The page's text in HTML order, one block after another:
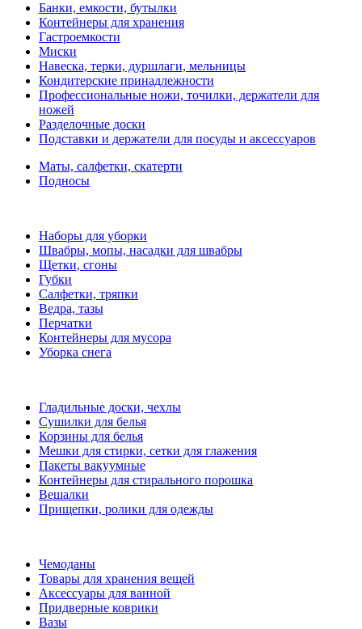
Банки, емкости, бутылки
Контейнеры для хранения
Гастроемкости
Миски
Навеска, терки, дуршлаги, мельницы
Кондитерские принадлежности
Профессиональные ножи, точилки, держатели для
ножей
Разделочные доски
Подставки и держатели для посуды и аксессуаров
Маты, салфетки, скатерти
Подносы
Наборы для уборки
Швабры, мопы, насадки для швабры
Щетки, сгоны
Губки
Салфетки, тряпки
Ведра, тазы
Перчатки
Контейнеры для мусора
Уборка снега
Гладильные доски, чехлы
Сушилки для белья
Корзины для белья
Мешки для стирки, сетки для глажения
Пакеты вакуумные
Контейнеры для стирального порошка
Вешалки
Прищепки, ролики для одежды
Чемоданы
Товары для хранения вещей
Аксессуары для ванной
Придверные коврики
Вазы